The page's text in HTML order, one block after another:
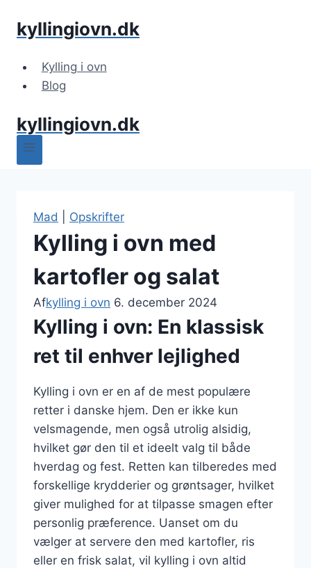
kyllingiovn.dk
Kylling i ovn
Blog
kyllingiovn.dk
Mad Opskrifter
Kylling i ovn med
kartofler og salat
Afkylling i ovn 6. december 2024
Kylling i ovn: En klassisk
ret til enhver lejlighed
Kylling i ovn er en af de mest populære
retter i danske hjem. Den er ikke kun
velsmagende, men også utrolig alsidig,
hvilket gør den til et ideelt valg til både
hverdag og fest. Retten kan tilberedes med
forskellige krydderier og grøntsager, hvilket
giver mulighed for at tilpasse smagen efter
personlig præference. Uanset om du
vælger at servere den med kartofler, ris
eller en frisk salat, vil kylling i ovn altid